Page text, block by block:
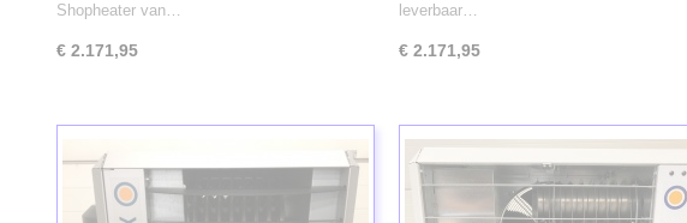
Shopheater van…
€ 2.171,95
leverbaar…
€ 2.171,95